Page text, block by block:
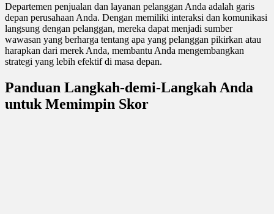
Departemen penjualan dan layanan pelanggan Anda adalah garis
depan perusahaan Anda. Dengan memiliki interaksi dan komunikasi
langsung dengan pelanggan, mereka dapat menjadi sumber
wawasan yang berharga tentang apa yang pelanggan pikirkan atau
harapkan dari merek Anda, membantu Anda mengembangkan
strategi yang lebih efektif di masa depan.
Panduan Langkah-demi-Langkah Anda
untuk Memimpin Skor